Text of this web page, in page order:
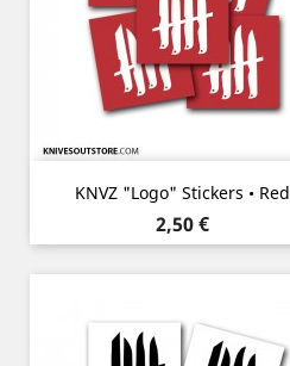
KNVZ "Logo" Stickers • Red
Prix
2,50 €